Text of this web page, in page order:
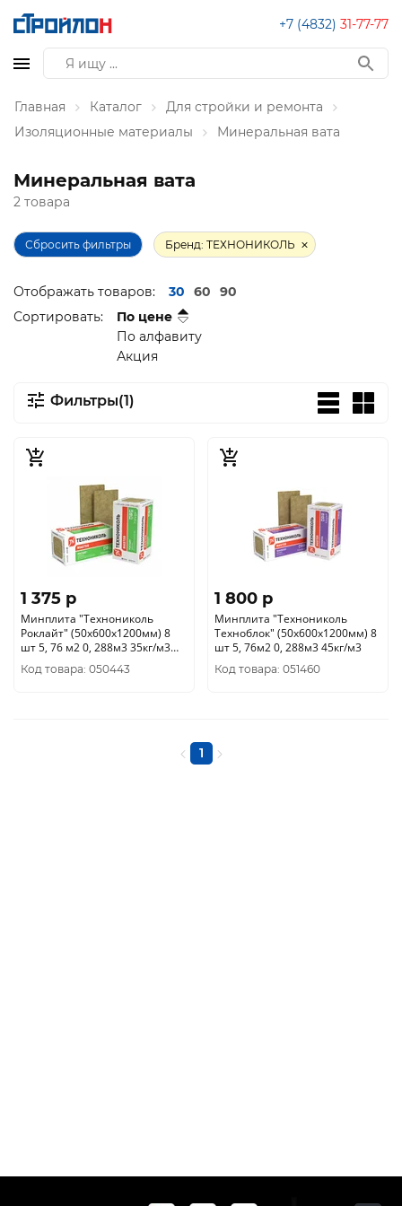
+7 (4832) 31-77-77
Главная Каталог
Для стройки и ремонта
Изоляционные материалы
Минеральная вата
Минеральная вата
2 товара
Сбросить фильтры Бренд: ТЕХНОНИКОЛЬ
Отображать товаров: 30 60
90
Сортировать:
По цене
По алфавиту
Акция
Фильтры(1)
1 375 p
Минплита "Технониколь
Роклайт" (50х600х1200мм) 8
шт 5, 76 м2 0, 288м3 35кг/м3
(24шт/поддон)
Код товара: 050443
1 800 p
Минплита "Технониколь
Техноблок" (50х600х1200мм) 8
шт 5, 76м2 0, 288м3 45кг/м3
Код товара: 051460
1